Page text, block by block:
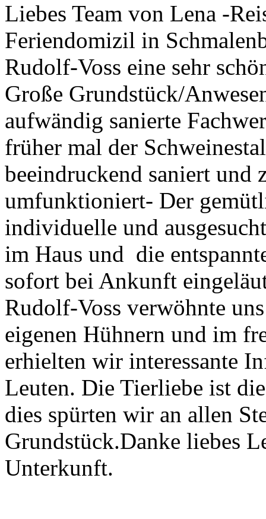
Liebes Team von Lena -
Feriendomizil in
Rudolf-Voss eine sehr
Große Grundstück/
aufwändig sanierte
früher mal der
beeindruckend saniert und
umfunktioniert- Der
individuelle und
im Haus und die
sofort bei Ankunft
Rudolf-Voss verwöhnte
eigenen Hühnern und im
erhielten wir interessante
Leuten. Die Tierliebe ist
dies spürten wir an allen
Grundstück.Danke liebes
Unterkunft.